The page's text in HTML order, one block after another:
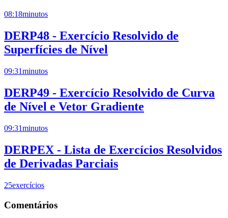
08:18minutos
DERP48 - Exercício Resolvido de
Superfícies de Nível
09:31minutos
DERP49 - Exercício Resolvido de Curva
de Nível e Vetor Gradiente
09:31minutos
DERPEX - Lista de Exercícios Resolvidos
de Derivadas Parciais
25exercícios
Comentários